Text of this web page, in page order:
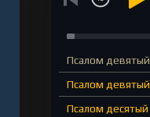
Псалом девятый
Псалом девятый
Псалом десятый